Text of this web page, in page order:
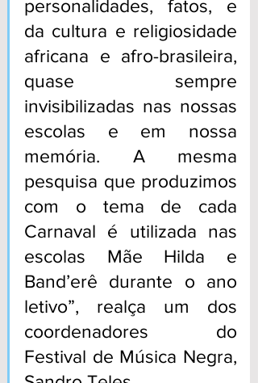
personalidades, fatos, e
da cultura e religiosidade
africana e afro-brasileira,
quase sempre
invisibilizadas nas nossas
escolas e em nossa
memória. A mesma
pesquisa que produzimos
com o tema de cada
Carnaval é utilizada nas
escolas Mãe Hilda e
Band’erê durante o ano
letivo”, realça um dos
coordenadores do
Festival de Música Negra,